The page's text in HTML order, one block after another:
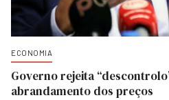
ECONOMIA
Governo rejeita
abrandamento dos preços